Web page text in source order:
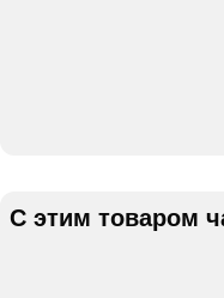
С этим товаром